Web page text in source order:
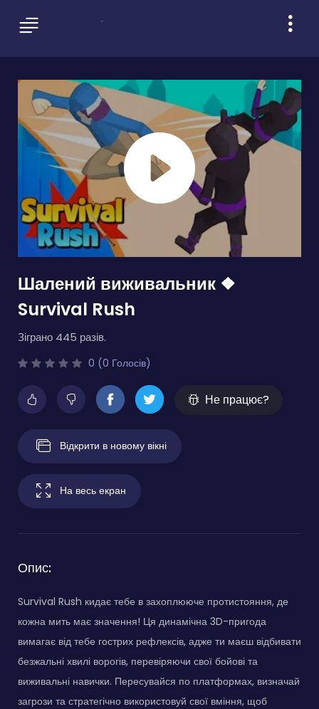
Шалений виживальник ❖
Survival Rush
Зіграно 445 разів.
0 (0 Голосів)
Не працює?
Відкрити в новому вікні
На весь екран
Опис:
Survival Rush кидає тебе в захоплююче протистояння, де
кожна мить має значення! Ця динамічна 3D-пригода
вимагає від тебе гострих рефлексів, адже ти маєш відбивати
безжальні хвилі ворогів, перевіряючи свої бойові та
виживальні навички. Пересувайся по платформах, визначай
загрози та стратегічно використовуй свої вміння, щоб